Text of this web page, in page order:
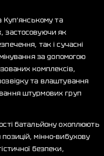
Куп’янському та
застосовуючи як
так і сучасні
за допомогою
комплексів,
та влаштування
штурмових груп
батальйону охоплюють
мінно-вибухову
безпеки,